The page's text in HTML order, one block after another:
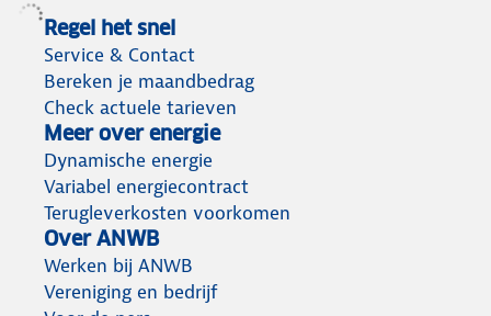
Regel het snel
Service & Contact
Bereken je maandbedrag
Check actuele tarieven
Meer over energie
Dynamische energie
Variabel energiecontract
Terugleverkosten voorkomen
Over ANWB
Werken bij ANWB
Vereniging en bedrijf